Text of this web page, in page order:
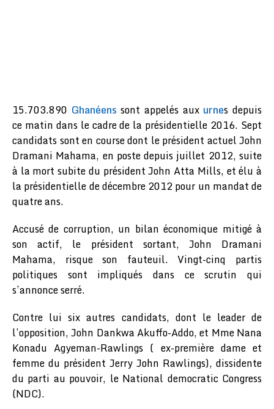
15.703.890 Ghanéens sont appelés aux urnes depuis
ce matin dans le cadre de la présidentielle 2016. Sept
candidats sont en course dont le président actuel John
Dramani Mahama, en poste depuis juillet 2012, suite
à la mort subite du président John Atta Mills, et élu à
la présidentielle de décembre 2012 pour un mandat de
quatre ans.
Accusé de corruption, un bilan économique mitigé à
son actif, le président sortant, John Dramani
Mahama, risque son fauteuil. Vingt-cinq partis
politiques sont impliqués dans ce scrutin qui
s’annonce serré.
Contre lui six autres candidats, dont le leader de
l’opposition, John Dankwa Akuffo-Addo, et Mme Nana
Konadu Agyeman-Rawlings ( ex-première dame et
femme du président Jerry John Rawlings), dissidente
du parti au pouvoir, le National democratic Congress
(NDC).